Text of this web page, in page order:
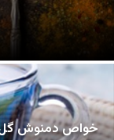
خواص دمنوش گل